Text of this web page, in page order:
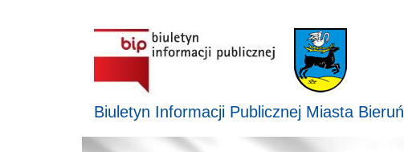
Biuletyn Informacji Publicznej Miasta Bieruń